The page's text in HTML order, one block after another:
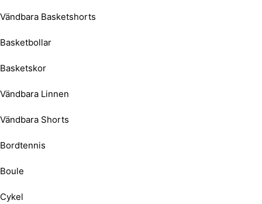
Vändbara Basketshorts
Basketbollar
Basketskor
Vändbara Linnen
Vändbara Shorts
Bordtennis
Boule
Cykel